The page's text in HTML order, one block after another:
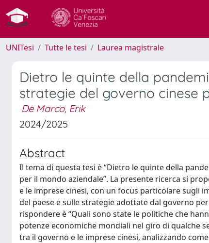
UNITesi Tutte le tesi Laurea magistrale
Dietro le quinte della
strategie del governo cinese
De Marco, Erik
2024/2025
Abstract
Il tema di questa tesi è “Dietro le quinte della
per il mondo aziendale”. La presente ricerca si
e le imprese cinesi, con un focus particolare sugli
del paese e sulle strategie adottate dal governo
rispondere è “Quali sono state le politiche che
potenze economiche mondiali nel giro di qualche
tra il governo e le imprese cinesi, analizzando